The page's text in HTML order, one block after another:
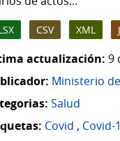
CSV XML
actualización: 9
Ministerio
Salud
Covid , Covid-